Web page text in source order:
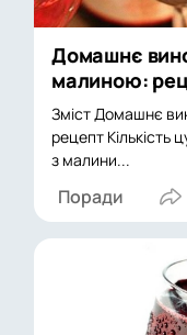
Домашнє
малиною:
Зміст Домашнє
рецепт Кількість
з малини...
Поради